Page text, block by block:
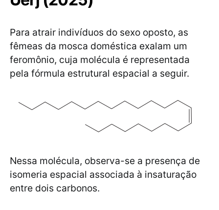
Para atrair indivíduos do sexo oposto, as
fêmeas da mosca doméstica exalam um
feromônio, cuja molécula é representada
pela fórmula estrutural espacial a seguir.
Nessa molécula, observa-se a presença de
isomeria espacial associada à insaturação
entre dois carbonos.